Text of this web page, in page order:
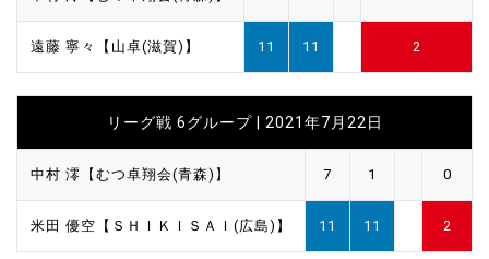
遠藤 寧々【山卓(滋賀)】 11 11 2
リーグ戦 6グループ | 2021年7月22日
中村 澪【むつ卓翔会(青森)】 7 1 0
米田 優空【ＳＨＩＫＩＳＡＩ(広島)】 11 11 2